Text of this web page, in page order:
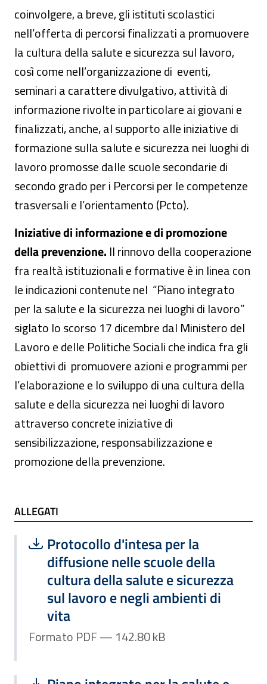
coinvolgere, a breve, gli istituti scolastici
nell’offerta di percorsi finalizzati a promuovere
la cultura della salute e sicurezza sul lavoro,
così come nell’organizzazione di eventi,
seminari a carattere divulgativo, attività di
informazione rivolte in particolare ai giovani e
finalizzati, anche, al supporto alle iniziative di
formazione sulla salute e sicurezza nei luoghi di
lavoro promosse dalle scuole secondarie di
secondo grado per i Percorsi per le competenze
trasversali e l’orientamento (Pcto).
Iniziative di informazione e di promozione
della prevenzione. Il rinnovo della cooperazione
fra realtà istituzionali e formative è in linea con
le indicazioni contenute nel “Piano integrato
per la salute e la sicurezza nei luoghi di lavoro”
siglato lo scorso 17 dicembre dal Ministero del
Lavoro e delle Politiche Sociali che indica fra gli
obiettivi di promuovere azioni e programmi per
l’elaborazione e lo sviluppo di una cultura della
salute e della sicurezza nei luoghi di lavoro
attraverso concrete iniziative di
sensibilizzazione, responsabilizzazione e
promozione della prevenzione.
ALLEGATI
ALLEGATI
Scarica file:
Protocollo d'intesa per la
diffusione nelle scuole della
cultura della salute e sicurezza
sul lavoro e negli ambienti di
vita
Formato PDF — Dimensione 142.80 kB
Formato PDF — 142.80 kB